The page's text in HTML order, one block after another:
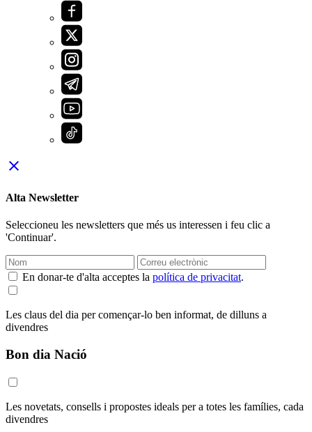
close
Alta Newsletter
Seleccioneu les newsletters que més us interessen i feu clic a
'Continuar'.
En donar-te d'alta acceptes la política de privacitat.
Les claus del dia per començar-lo ben informat, de dilluns a
divendres
Bon dia Nació
Les novetats, consells i propostes ideals per a totes les famílies, cada
divendres